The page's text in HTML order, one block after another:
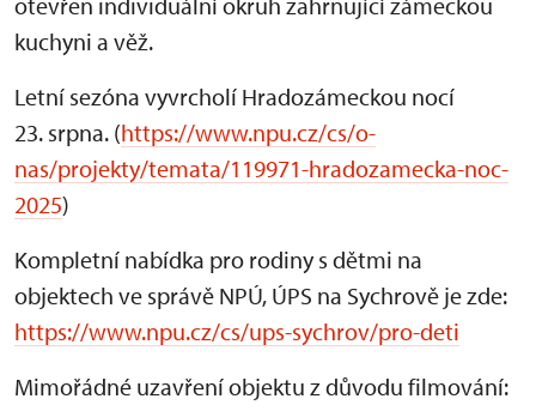
kuchyni a věž.
Letní sezóna vyvrcholí Hradozámeckou nocí
23. srpna. (https://www.npu.cz/cs/o-
nas/projekty/temata/119971-hradozamecka-noc-
2025)
Kompletní nabídka pro rodiny s dětmi na
objektech ve správě NPÚ, ÚPS na Sychrově je zde:
https://www.npu.cz/cs/ups-sychrov/pro-deti
Mimořádné uzavření objektu z důvodu filmování: